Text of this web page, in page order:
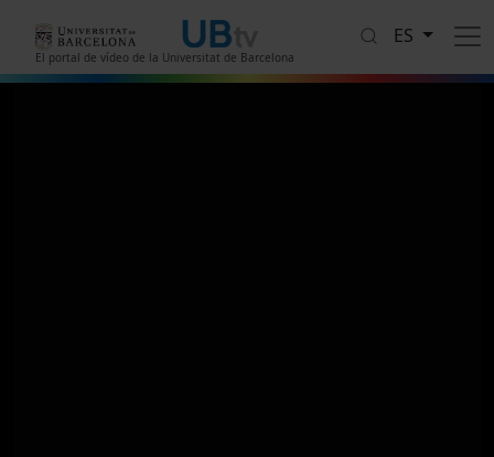
El portal de vídeo de la Universitat de Barcelona
ES